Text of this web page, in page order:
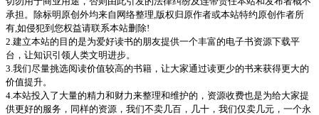
承担。除标明原创外均来自网络整理,版权归原作者或本站特约原创作者所
有,如侵犯到您权益请联系本站删除!
2.建立本站的目的是为爱好读书的朋友提供一个丰富的电子书资源下载平
台，让知识引领人类文明进步。
3.我们尽量挑选阅读价值较高的书籍，让大家通过读更少的书来获得更大的
价值提升。
4.本站投入了大量的精力和财力来整理和维护的，资源收费也是为给大家提
供更好的服务，同样的资源，我们不卖几百，几十，我们仅卖几元，一个永